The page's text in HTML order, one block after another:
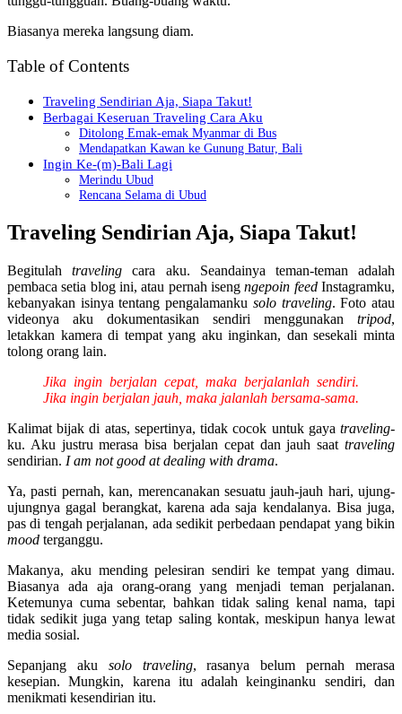
Biasanya mereka langsung diam.
Table of Contents
Traveling Sendirian Aja, Siapa Takut!
Berbagai Keseruan Traveling Cara Aku
Ditolong Emak-emak Myanmar di Bus
Mendapatkan Kawan ke Gunung Batur, Bali
Ingin Ke-(m)-Bali Lagi
Merindu Ubud
Rencana Selama di Ubud
Traveling Sendirian Aja, Siapa Takut!
Begitulahtraveling cara aku. Seandainya teman-teman adalah
pembaca setia blog ini, atau pernah isengngepoin feedInstagramku,
kebanyakan isinya tentang pengalamanku solo traveling. Foto atau
videonya aku dokumentasikan sendiri menggunakan tripod,
letakkan kamera di tempat yang aku inginkan, dan sesekali minta
tolong orang lain.
Jika ingin berjalan cepat, maka berjalanlah sendiri.
Jika ingin berjalan jauh, maka jalanlah bersama-sama.
Kalimat bijak di atas, sepertinya, tidak cocok untuk gaya traveling-
ku. Aku justru merasa bisa berjalan cepat dan jauh saat traveling
sendirian. I am not good at dealing with drama.
Ya, pasti pernah, kan, merencanakan sesuatu jauh-jauh hari, ujung-
ujungnya gagal berangkat, karena ada saja kendalanya. Bisa juga,
pas di tengah perjalanan, ada sedikit perbedaan pendapat yang bikin
mood terganggu.
Makanya, aku mending pelesiran sendiri ke tempat yang dimau.
Biasanya ada aja orang-orang yang menjadi teman perjalanan.
Ketemunya cuma sebentar, bahkan tidak saling kenal nama, tapi
tidak sedikit juga yang tetap saling kontak, meskipun hanya lewat
media sosial.
Sepanjang aku solo traveling, rasanya belum pernah merasa
kesepian. Mungkin, karena itu adalah keinginanku sendiri, dan
menikmati kesendirian itu.